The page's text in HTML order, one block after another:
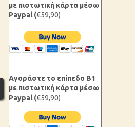
με πιστωτική κάρτα μέσω
Paypal (€59,90)
Αγοράστε το επίπεδο B1
με πιστωτική κάρτα μέσω
Paypal (€59,90)